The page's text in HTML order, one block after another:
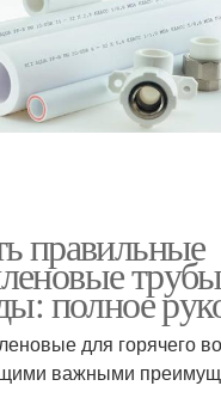
правильные
полное
для горячего
важными